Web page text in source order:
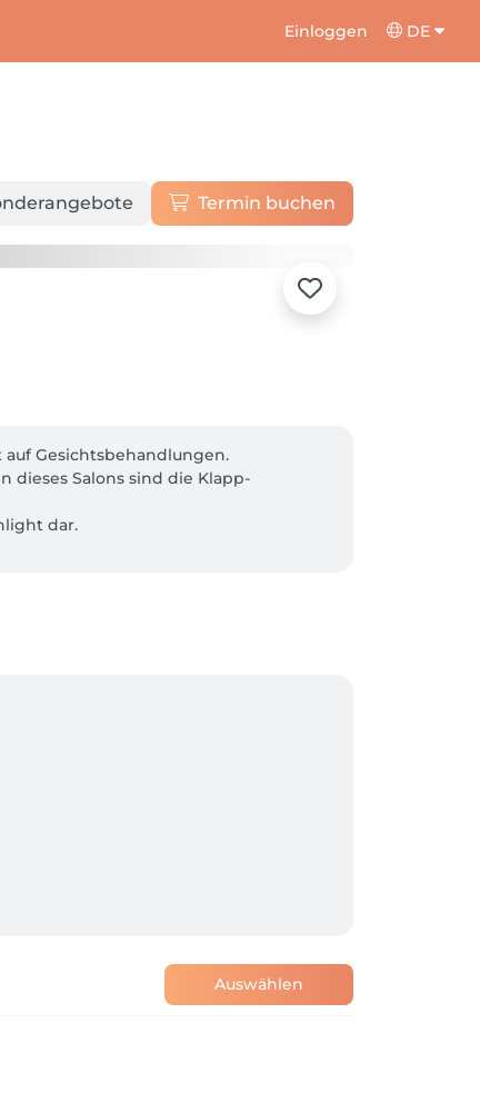
Einloggen DE
Termin buchen
Gesichtsbehandlungen.
dieses Salons sind die Klapp-
dar.
Auswählen